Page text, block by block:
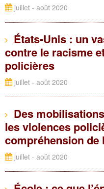
juillet - août 2020
États-Unis : un
contre le racisme
policières
juillet - août 2020
Des
les violences
compréhension
juillet - août 2020